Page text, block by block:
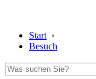
Start ›
Besuch